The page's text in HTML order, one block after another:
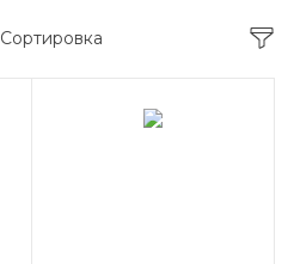
Сортировка